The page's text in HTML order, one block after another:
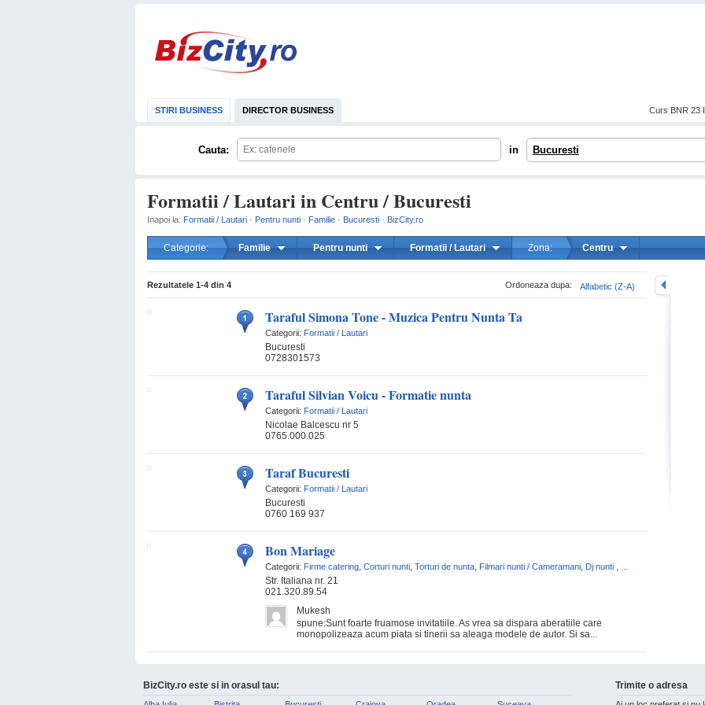
STIRI BUSINESS DIRECTOR BUSINESS Curs BNR 23
Cauta: in Bucuresti
Formatii / Lautari in Centru / Bucuresti
Inapoi la: Formatii / Lautari · Pentru nunti · Familie · Bucuresti · BizCity.ro
Categorie: Familie Pentru nunti Formatii / Lautari Zona: Centru
Alfabetic (Z-A)
Ordoneaza dupa:
Rezultatele 1-4 din 4
Taraful Simona Tone - Muzica Pentru Nunta Ta
Categorii: Formatii / Lautari
Bucuresti
0728301573
Taraful Silvian Voicu - Formatie nunta
Categorii: Formatii / Lautari
Nicolae Balcescu nr 5
0765.000.025
Taraf Bucuresti
Categorii: Formatii / Lautari
Bucuresti
0760 169 937
Bon Mariage
Categorii: Firme catering Corturi nunti Torturi de nunta Filmari nunti / Cameramani Dj nunti
Str. Italiana nr. 21
021.320.89.54
Mukesh
spune:Sunt foarte fruamose invitatiile. As vrea sa dispara aberatiile care
monopolizeaza acum piata si tinerii sa aleaga modele de autor. Si sa...
BizCity.ro este si in orasul tau: Trimite o adresa